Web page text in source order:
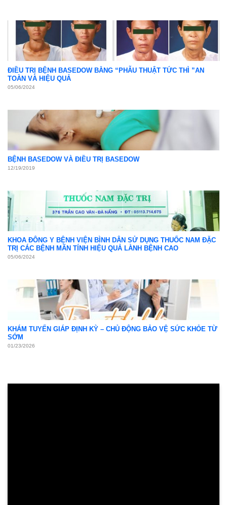
ĐIỀU TRỊ BỆNH BASEDOW BẰNG “PHẪU THUẬT TỨC THÌ ”AN
TOÀN VÀ HIỆU QUẢ
05/06/2024
BỆNH BASEDOW VÀ ĐIỀU TRỊ BASEDOW
12/19/2019
KHOA ĐÔNG Y BỆNH VIỆN BÌNH DÂN SỬ DỤNG THUỐC NAM ĐẶC
TRỊ CÁC BỆNH MÃN TÍNH HIỆU QUẢ LÀNH BỆNH CAO
05/06/2024
KHÁM TUYẾN GIÁP ĐỊNH KỲ – CHỦ ĐỘNG BẢO VỆ SỨC KHỎE TỪ
SỚM
01/23/2026